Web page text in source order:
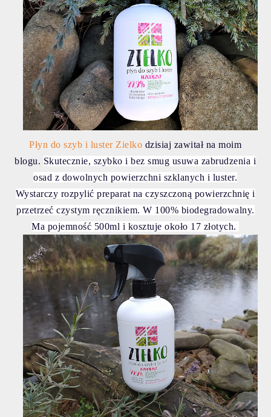
Płyn do szyb i luster Zielko dzisiaj zawitał na moim
blogu. Skutecznie, szybko i bez smug usuwa zabrudzenia i
osad z dowolnych powierzchni szklanych i luster.
Wystarczy rozpylić preparat na czyszczoną powierzchnię i
przetrzeć czystym ręcznikiem. W 100% biodegradowalny.
Ma pojemność 500ml i kosztuje około 17 złotych.